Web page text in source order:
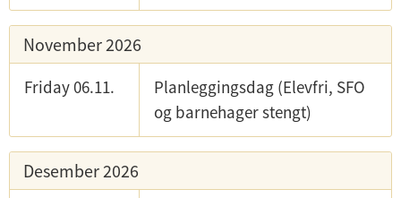
November 2026
Friday 06.11.
Planleggingsdag (Elevfri, SFO
og barnehager stengt)
Desember 2026